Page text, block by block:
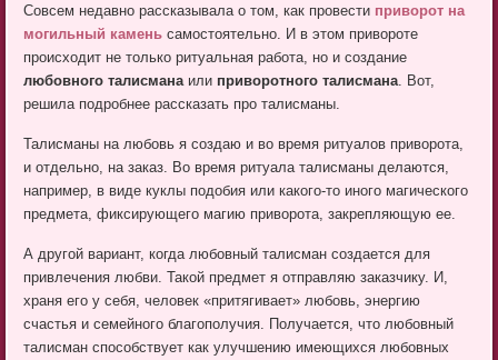
Совсем недавно рассказывала о том, как провести приворот на
могильный камень самостоятельно. И в этом привороте
происходит не только ритуальная работа, но и создание
любовного талисмана или приворотного талисмана . Вот,
решила подробнее рассказать про талисманы.
Талисманы на любовь я создаю и во время ритуалов приворота,
и отдельно, на заказ. Во время ритуала талисманы делаются,
например, в виде куклы подобия или какого-то иного магического
предмета, фиксирующего магию приворота, закрепляющую ее.
А другой вариант, когда любовный талисман создается для
привлечения любви. Такой предмет я отправляю заказчику. И,
храня его у себя, человек «притягивает» любовь, энергию
счастья и семейного благополучия. Получается, что любовный
талисман способствует как улучшению имеющихся любовных